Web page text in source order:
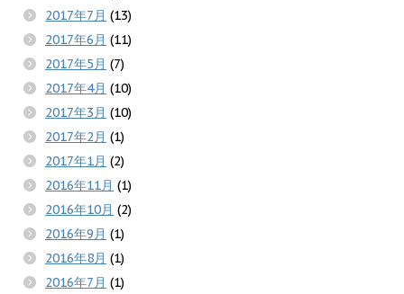
2017年7月 (13)
2017年6月 (11)
2017年5月 (7)
2017年4月 (10)
2017年3月 (10)
2017年2月 (1)
2017年1月 (2)
2016年11月 (1)
2016年10月 (2)
2016年9月 (1)
2016年8月 (1)
2016年7月 (1)